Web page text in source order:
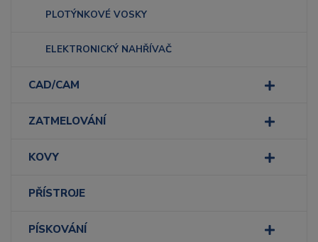
PLOTÝNKOVÉ VOSKY
ELEKTRONICKÝ NAHŘÍVAČ
CAD/CAM
ZATMELOVÁNÍ
KOVY
PŘÍSTROJE
PÍSKOVÁNÍ